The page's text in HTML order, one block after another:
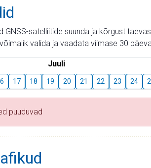
satelliitide suunda ja kõrgust
valida ja vaadata viimase 30
Juuli
17 18 19 20 21 22 23 24
puuduvad